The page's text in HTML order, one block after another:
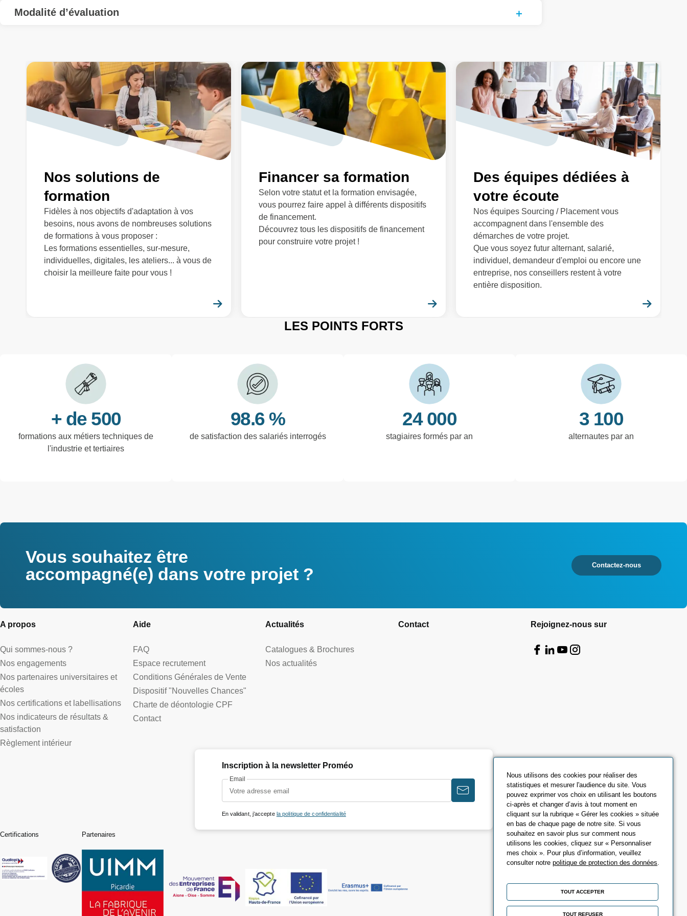
Modalité d’évaluation
Nos solutions de
formation
Fidèles à nos objectifs d'adaptation à vos
besoins, nous avons de nombreuses solutions
de formations à vous proposer :
Les formations essentielles, sur-mesure,
individuelles, digitales, les ateliers... à vous de
choisir la meilleure faite pour vous !
Financer sa formation
Selon votre statut et la formation envisagée,
vous pourrez faire appel à différents dispositifs
de financement.
Découvrez tous les dispositifs de financement
pour construire votre projet !
Des équipes dédiées à
votre écoute
Nos équipes Sourcing / Placement vous
accompagnent dans l'ensemble des
démarches de votre projet.
Que vous soyez futur alternant, salarié,
individuel, demandeur d'emploi ou encore une
entreprise, nos conseillers restent à votre
entière disposition.
LES POINTS FORTS
+ de 500
formations aux métiers techniques de
l'industrie et tertiaires
98.6 %
de satisfaction des salariés interrogés
24 000
stagiaires formés par an
3 100
alternautes par an
Vous souhaitez être
accompagné(e) dans votre projet ?
Contactez-nous
A propos
Qui sommes-nous ?
Nos engagements
Nos partenaires universitaires et
écoles
Nos certifications et labellisations
Nos indicateurs de résultats &
satisfaction
Règlement intérieur
Aide
FAQ
Espace recrutement
Conditions Générales de Vente
Dispositif "Nouvelles Chances"
Charte de déontologie CPF
Contact
Actualités
Catalogues & Brochures
Nos actualités
Contact Rejoignez-nous sur
Inscription à la newsletter Proméo
Email
En validant, j’accepte la politique de confidentialité
Certifications Partenaires
Nous utilisons des cookies pour réaliser des
statistiques et mesurer l'audience du site. Vous
pouvez exprimer vos choix en utilisant les boutons
ci-après et changer d’avis à tout moment en
cliquant sur la rubrique « Gérer les cookies » située
en bas de chaque page de notre site. Si vous
souhaitez en savoir plus sur comment nous
utilisons les cookies, cliquez sur « Personnaliser
mes choix ». Pour plus d’information, veuillez
consulter notrepolitique de protection des données.
TOUT ACCEPTER
TOUT REFUSER